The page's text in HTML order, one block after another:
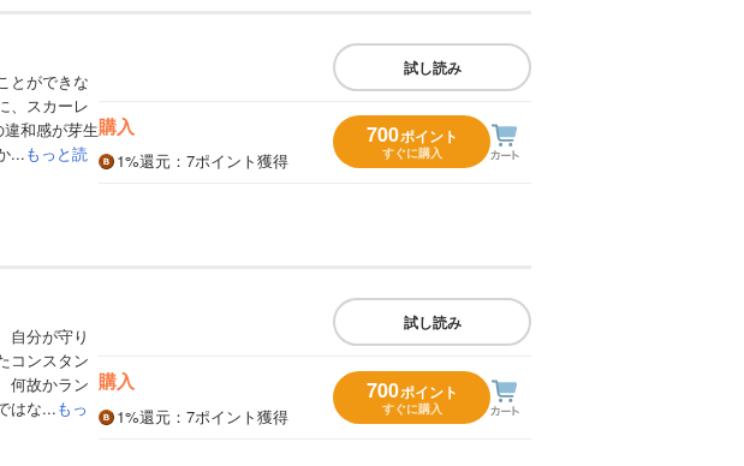
とができな
、スカーレ
和感が芽生
...もっと読
試し読み
購入
1%還元 ：7ポイント獲得
700ポイント
すぐに購入
自分が守り
コンスタン
何故かラン
はな...もっ
試し読み
購入
1%還元 ：7ポイント獲得
700ポイント
すぐに購入